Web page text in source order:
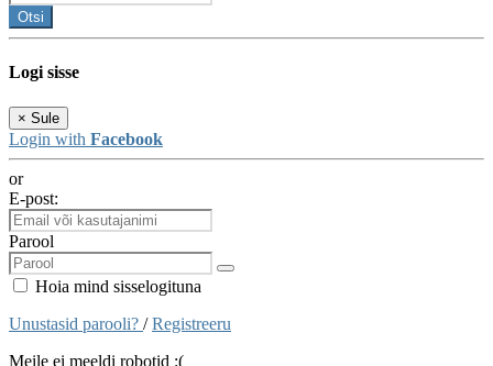
Otsi
Logi sisse
× Sule
Login with Facebook
or
E-post:
Parool
Hoia mind sisselogituna
Unustasid parooli? /Registreeru
Meile ei meeldi robotid :(